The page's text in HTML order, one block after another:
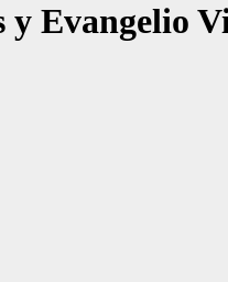
Evangelio